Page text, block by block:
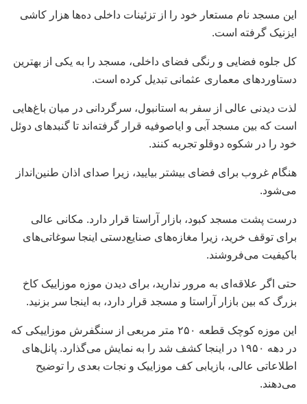
این مسجد نام مستعار خود را از تزئینات داخلی ده‌ها هزار کاشی
ایزنیک گرفته است.
کل جلوه فضایی و رنگی فضای داخلی، مسجد را به یکی از بهترین
دستاوردهای معماری عثمانی تبدیل کرده است.
لذت دیدنی عالی از سفر به استانبول، سرگردانی در میان باغ‌هایی
است که بین مسجد آبی و ایاصوفیه قرار گرفته‌اند تا گنبدهای دوئل
خود را در شکوه دوقلو تجربه کنند.
هنگام غروب برای فضای بیشتر بیایید، زیرا صدای اذان طنین‌انداز
می‌شود.
درست پشت مسجد کبود، بازار آراستا قرار دارد. مکانی عالی
برای توقف خرید، زیرا مغازه‌های صنایع‌دستی اینجا سوغاتی‌های
باکیفیت می‌فروشند.
حتی اگر علاقه‌ای به مرور ندارید، برای دیدن موزه موزاییک کاخ
بزرگ که بین بازار آراستا و مسجد قرار دارد، به اینجا سر بزنید.
این موزه کوچک قطعه ۲۵۰ متر مربعی از سنگفرش موزاییکی که
در دهه ۱۹۵۰ در اینجا کشف شد را به نمایش می‌گذارد. پانل‌های
اطلاعاتی عالی، بازیابی کف موزاییک و نجات بعدی را توضیح
می‌دهند.